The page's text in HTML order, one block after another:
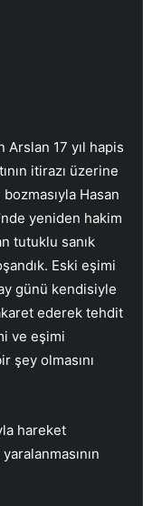
Arslan 17 yıl hapis
itirazı üzerine
bozmasıyla Hasan
yeniden hakim
tutuklu sanık
Eski eşimi
günü kendisiyle
ederek tehdit
ve eşimi
şey olmasını
hareket